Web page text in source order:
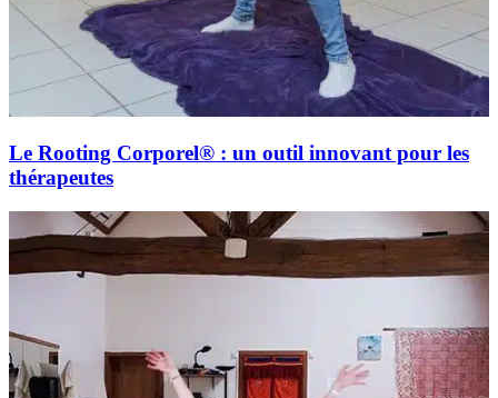
Le Rooting Corporel® : un outil innovant pour les
thérapeutes